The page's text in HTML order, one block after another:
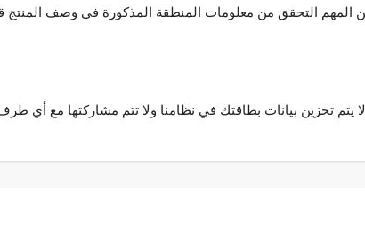
المهم التحقق من معلومات المنطقة المذكورة في وصف المنتج